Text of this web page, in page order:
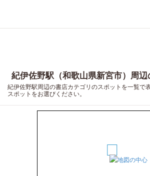
紀伊佐野駅（和歌山県新宮市）周辺
紀伊佐野駅周辺の書店カテゴリのスポットを一覧で
スポットをお選びください。